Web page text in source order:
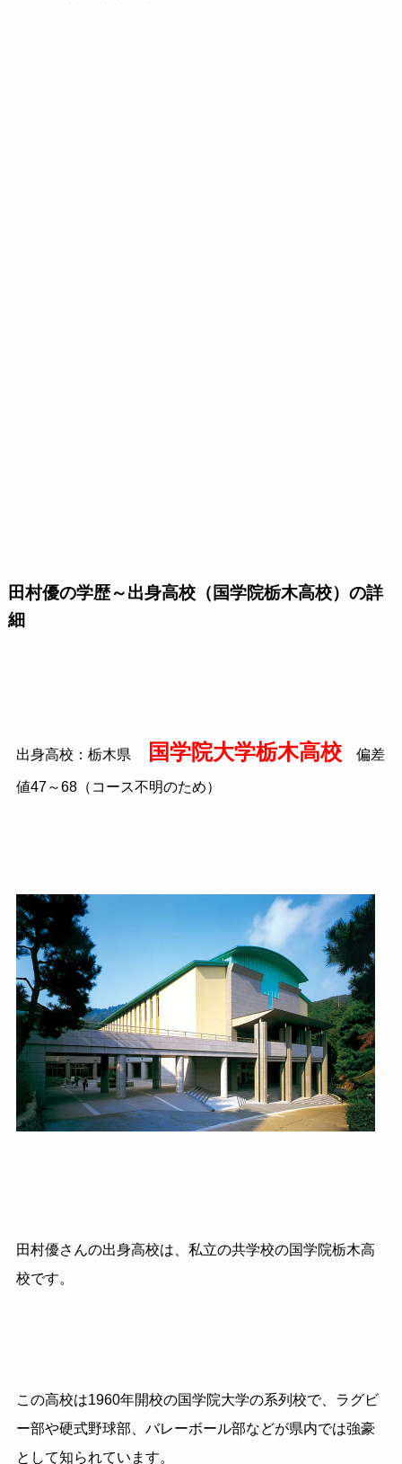
田村優の学歴～出身高校（国学院栃木高校）の詳
細
出身高校：栃木県 国学院大学栃木高校偏差
値47～68（コース不明のため）
田村優さんの出身高校は、私立の共学校の国学院栃木高
校です。
この高校は1960年開校の国学院大学の系列校で、ラグビ
ー部や硬式野球部、バレーボール部などが県内では強豪
として知られています。